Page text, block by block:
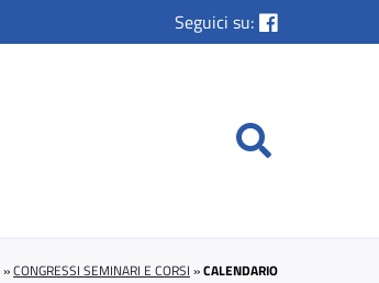
Seguici su:
»CONGRESSI SEMINARI E CORSI »CALENDARIO